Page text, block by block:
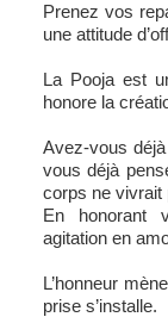
Prenez vos
une attitude
La Pooja est
honore la
Avez-vous
vous déjà
corps ne vivrait
En honorant
agitation en
L’honneur
prise s’installe.